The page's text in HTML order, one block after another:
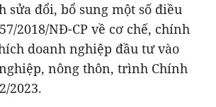
sửa đổi, bổ sung một số điều
2018/NĐ-CP về cơ chế, chính
doanh nghiệp đầu tư vào
nông thôn, trình Chính
2023.